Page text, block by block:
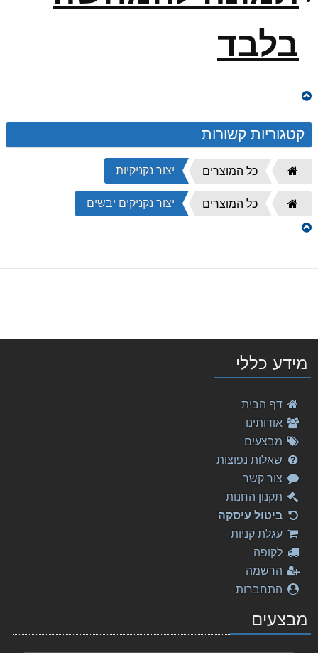
בלבד
קטגוריות קשורות
דף
הבית
כל המוצרים יצור נקניקיות
דף
הבית
כל המוצרים יצור נקניקים יבשים
מידע כללי
דף הבית
אודותינו
מבצעים
שאלות נפוצות
צור קשר
תקנון החנות
ביטול עיסקה
עגלת קניות
לקופה
הרשמה
התחברות
מבצעים